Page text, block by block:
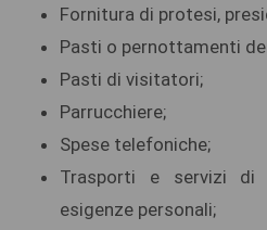
Fornitura di protesi,
Pasti o pernottamenti
Pasti di visitatori;
Parrucchiere;
Spese telefoniche;
Trasporti e servizi di
esigenze personali;